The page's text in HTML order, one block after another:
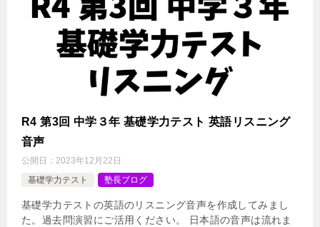
R4 第3回 中学３年 基礎学力テスト 英語リスニング
音声
公開日： 2023年12月22日
基礎学力テスト
塾長ブログ
基礎学力テストの英語のリスニング音声を作成してみまし
た。過去問演習にご活用ください。 日本語の音声は流れま